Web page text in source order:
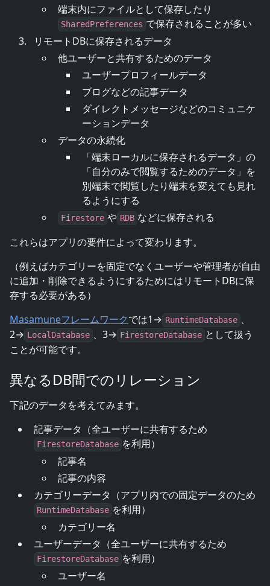
端末内にファイルとして保存したり
SharedPreferences で保存されることが多い
リモートDBに保存されるデータ
他ユーザーと共有するためのデータ
ユーザープロフィールデータ
ブログなどの記事データ
ダイレクトメッセージなどのコミュニケ
ーションデータ
データの永続化
「端末ローカルに保存されるデータ」の
「自分のみで閲覧するためのデータ」を
別端末で閲覧したり端末を変えても見れ
るようにする
Firestore や RDB などに保存される
これらはアプリの要件によって変わります。
（例えばカテゴリーを固定でなくユーザーや管理者が自由
に追加・削除できるようにするためにはリモートDBに保
存する必要がある）
Masamuneフレームワークでは1→ RuntimeDatabase 、
2→ LocalDatabase 、3→ FirestoreDatabase として扱う
ことが可能です。
異なるDB間でのリレーション
下記のデータを考えてみます。
記事データ（全ユーザーに共有するため
FirestoreDatabase を利用）
記事名
記事の内容
カテゴリーデータ（アプリ内での固定データのため
RuntimeDatabase を利用）
カテゴリー名
ユーザーデータ（全ユーザーに共有するため
FirestoreDatabase を利用）
ユーザー名